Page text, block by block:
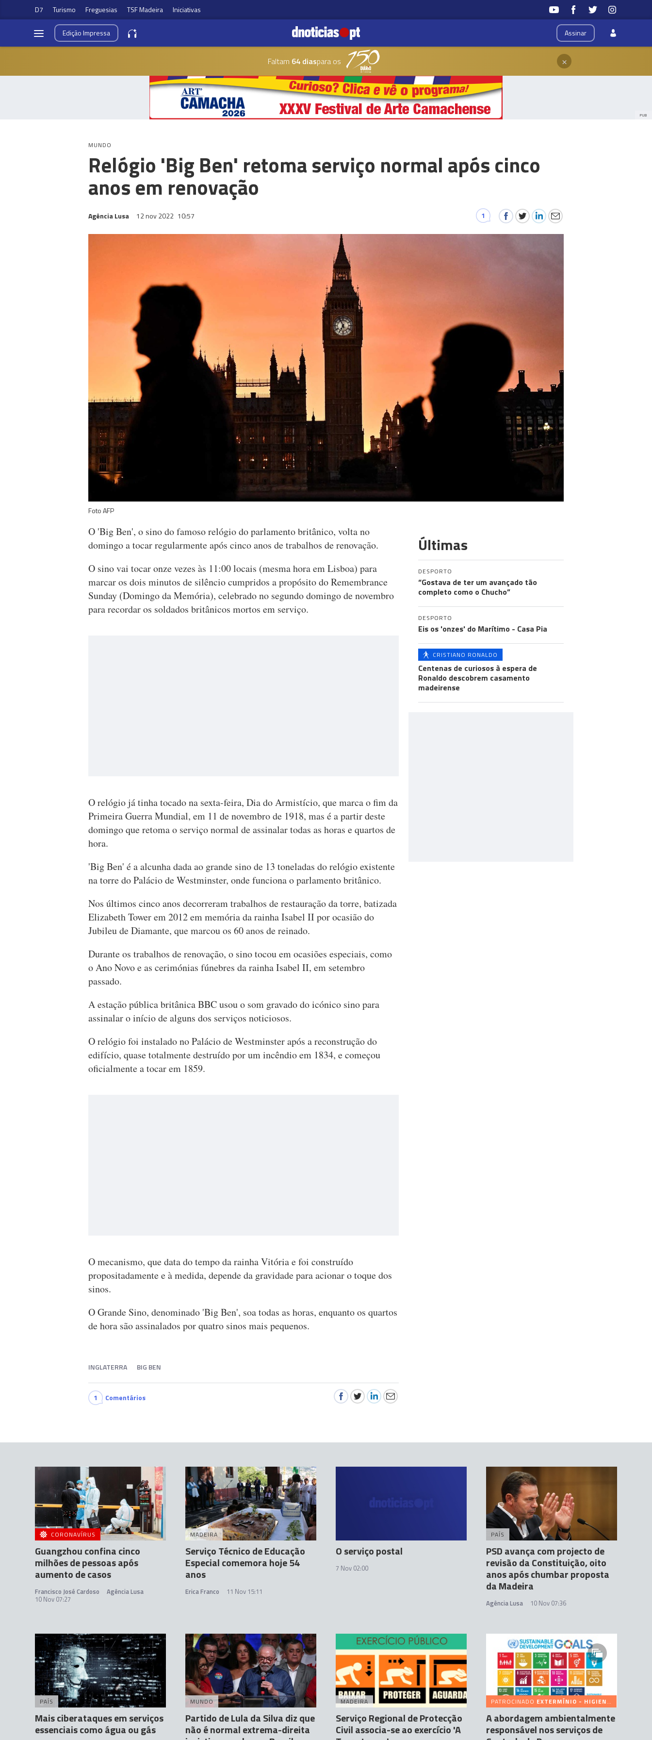
D7 Turismo Freguesias TSF Madeira Iniciativas
Assinar
EdiçãoImpressa
Faltam 64 diaspara os ×
PUB
MUNDO
Relógio 'Big Ben' retoma serviço normal após cinco
anos em renovação
Agência Lusa 12 nov 2022 10:57 1
Foto AFP
O 'Big Ben', o sino do famoso relógio do parlamento britânico, volta no
domingo a tocar regularmente após cinco anos de trabalhos de renovação.
O sino vai tocar onze vezes às 11:00 locais (mesma hora em Lisboa) para
marcar os dois minutos de silêncio cumpridos a propósito do Remembrance
Sunday (Domingo da Memória), celebrado no segundo domingo de novembro
para recordar os soldados britânicos mortos em serviço.
O relógio já tinha tocado na sexta-feira, Dia do Armistício, que marca o fim da
Primeira Guerra Mundial, em 11 de novembro de 1918, mas é a partir deste
domingo que retoma o serviço normal de assinalar todas as horas e quartos de
hora.
'Big Ben' é a alcunha dada ao grande sino de 13 toneladas do relógio existente
na torre do Palácio de Westminster, onde funciona o parlamento britânico.
Nos últimos cinco anos decorreram trabalhos de restauração da torre, batizada
Elizabeth Tower em 2012 em memória da rainha Isabel II por ocasião do
Jubileu de Diamante, que marcou os 60 anos de reinado.
Durante os trabalhos de renovação, o sino tocou em ocasiões especiais, como
o Ano Novo e as cerimónias fúnebres da rainha Isabel II, em setembro
passado.
A estação pública britânica BBC usou o som gravado do icónico sino para
assinalar o início de alguns dos serviços noticiosos.
O relógio foi instalado no Palácio de Westminster após a reconstrução do
edifício, quase totalmente destruído por um incêndio em 1834, e começou
oficialmente a tocar em 1859.
O mecanismo, que data do tempo da rainha Vitória e foi construído
propositadamente e à medida, depende da gravidade para acionar o toque dos
sinos.
O Grande Sino, denominado 'Big Ben', soa todas as horas, enquanto os quartos
de hora são assinalados por quatro sinos mais pequenos.
INGLATERRA BIG BEN
1 Comentários
Últimas
DESPORTO
“Gostava de ter um avançado tão
completo como o Chucho”
DESPORTO
Eis os 'onzes' do Marítimo - Casa Pia
CRISTIANO RONALDO
Centenas de curiosos à espera de
Ronaldo descobrem casamento
madeirense
CORONAVÍRUS
Guangzhou confina cinco
milhões de pessoas após
aumento de casos
Francisco José Cardoso
Agência Lusa
10 Nov 07:27
MADEIRA
Serviço Técnico de Educação
Especial comemora hoje 54
anos
Erica Franco 11 Nov 15:11
O serviço postal
7 Nov 02:00
PAÍS
PSD avança com projecto de
revisão da Constituição, oito
anos após chumbar proposta
da Madeira
Agência Lusa 10 Nov 07:36
PAÍS
Mais ciberataques em serviços
essenciais como água ou gás
MUNDO
Partido de Lula da Silva diz que
não é normal extrema-direita
MADEIRA
Serviço Regional de Protecção
Civil associa-se ao exercício 'A
PATROCINADO EXTERMÍNIO - HIGIENE CONTROLE, LDA
A abordagem ambientalmente
responsável nos serviços de